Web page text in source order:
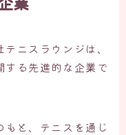
ニスラウンジは、
する先進的な企業で
と、テニスを通じ